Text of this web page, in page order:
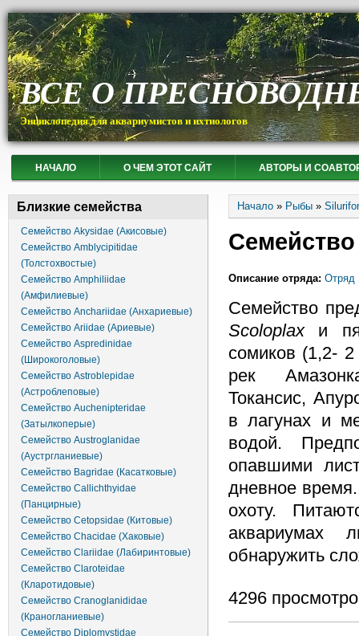
ВСЕ О
Энциклопедия для аквариумистов и ихтиологов
НАЧАЛО О ЧЕМ ЭТОТ САЙТ АВТОРЫ И
Близкие семейства
Семейство Akysidae (Акисовые)
Семейство Amblycipitidae
(Толстохвостые)
Семейство Amphiliidae
(Амфилиевые)
Семейство Anchariidae (Анхариевые)
Семейство Ariidae (Ариевые)
Семейство Aspredinidae
(Широкоголовые)
Семейство Astroblepidae
(Астроблеповые)
Семейство Auchenipteridae
(Затылкоперые)
Семейство Austroglanidae
(Аустргланиевые)
Семейство Bagridae (Касатковые)
Семейство Callichthyidae
(Панцирные)
Семейство Cetopsidae (Китовые)
Семейство Chacidae (Хаковые)
Семейство Clariidae (Лабиринтовые)
Семейство Claroteidae
(Кларотидовые)
Семейство Cranoglanididae
(Краногланиевые)
Семейство Diplomystidae
Вы здесь
Начало » Рыбы »
Описание отряда: Отряд
Семейство
Scoloplaxи
сомиков (1,2-
рек
Токансис,
в лагунах и
водой.
опавшими
дневное
охоту.
аквариумах
обнаружить
4296